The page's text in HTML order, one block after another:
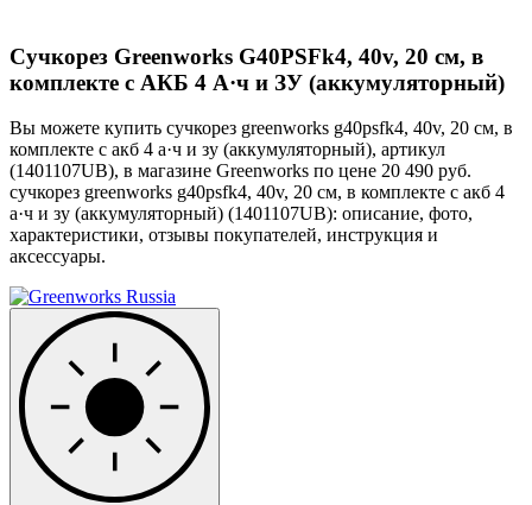
Сучкорез Greenworks G40PSFk4, 40v, 20 см, в
комплекте с АКБ 4 А·ч и ЗУ (аккумуляторный)
Вы можете купить сучкорез greenworks g40psfk4, 40v, 20 см, в
комплекте с акб 4 а·ч и зу (аккумуляторный), артикул
(1401107UB), в магазине Greenworks по цене 20 490 руб.
сучкорез greenworks g40psfk4, 40v, 20 см, в комплекте с акб 4
а·ч и зу (аккумуляторный) (1401107UB): описание, фото,
характеристики, отзывы покупателей, инструкция и
аксессуары.